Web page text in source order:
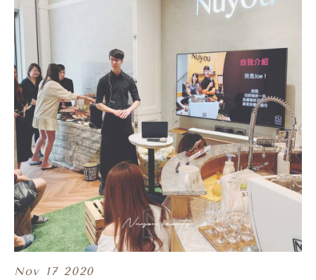
沒辦法改變與女兒相處的時光，
但有空的時候可以把她帶在身邊。
.
其實我們也不知道這樣到底好不好，
但對我們來說，
能夠盡可能的用瑣碎的時光陪伴，
讓她笑著去留下記憶，且至少開心~
已經是件很幸福的事了！
.
為了生活，我們都有壓力，
身上背負無數期待與夢想，
但別忘了~~如果不能改變現實，
就試著想辦法改變面對時的心境吧⁄(⁄ ⁄ ⁄ω⁄ ⁄ ⁄)⁄
你說對吧~~~
最後附上皇后鎮森林半日遊照片，
那天雖然下了整天的雨，
只能一直待在烤肉區，
下次還想來住住露營車~
曾分享著自己是怎麼認識甯寓的，
她說她是個對自己沒有信心的人，
甚至認為，
自信是漂亮的人才能擁有的特權。
直到她看見了我們的文章，
寫著要先接受現在的自己，
才能找到更好的自己，
所以她就這麼鼓起勇氣的來了⁄(⁄ ⁄ ⁄ω⁄ ⁄ ⁄)⁄
.
而她到現在都還記得，
在踏入診間當下那刻的心跳，
就像被求婚時想睜開眼睛，
又害怕戒指會讓你期待會落空的那種心情差不多，
很怕一切會跟自己想得不一樣🤣
.
.
.
嘿嘿~她只說剛打完玻尿酸的下巴，
Nov 17 2020